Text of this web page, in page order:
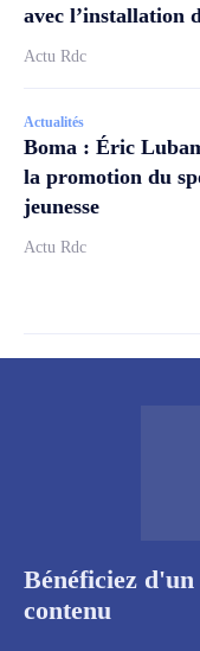
avec l’installation
Actu Rdc
Actualités
Boma : Éric
la promotion du
jeunesse
Actu Rdc
Bénéficiez
contenu